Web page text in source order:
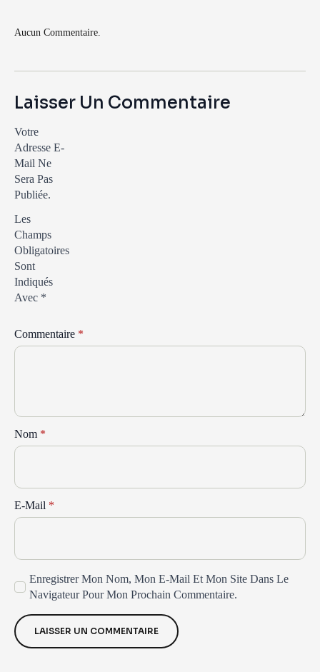
Aucun Commentaire.
Laisser Un Commentaire
Votre
Adresse E-
Mail Ne
Sera Pas
Publiée.
Les
Champs
Obligatoires
Sont
Indiqués
Avec *
Commentaire *
Nom *
E-Mail *
Enregistrer Mon Nom, Mon E-Mail Et Mon Site Dans Le
Navigateur Pour Mon Prochain Commentaire.